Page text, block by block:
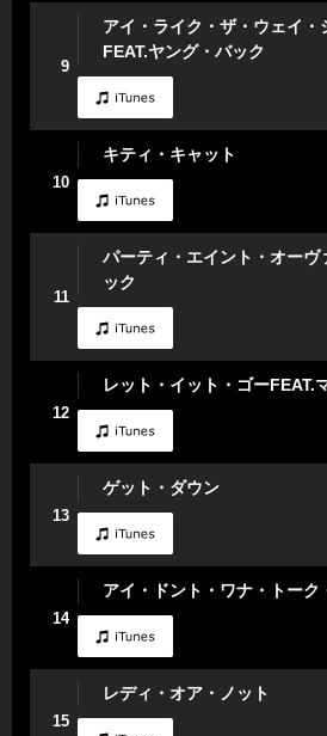
9
アイ・ライク・ザ・ウェイ・
FEAT.ヤング・バック
10
キティ・キャット
11
パーティ・エイント・オーヴ
ック
12
レット・イット・ゴーFEAT.
13
ゲット・ダウン
14
アイ・ドント・ワナ・トーク
15
レディ・オア・ノット